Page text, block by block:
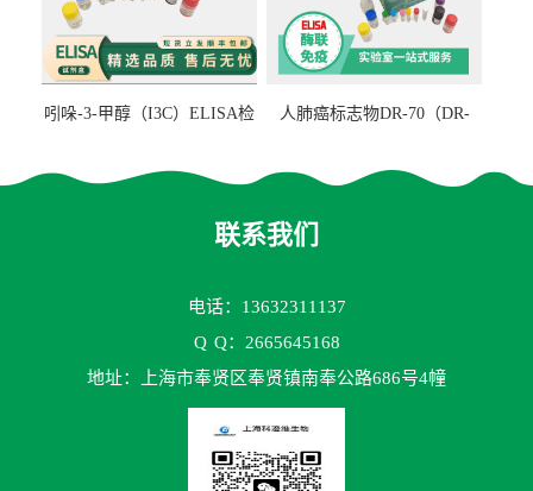
吲哚-3-甲醇（I3C）ELISA检
人肺癌标志物DR-70（DR-
联系我们
电话：13632311137
Q Q：2665645168
地址：上海市奉贤区奉贤镇南奉公路686号4幢